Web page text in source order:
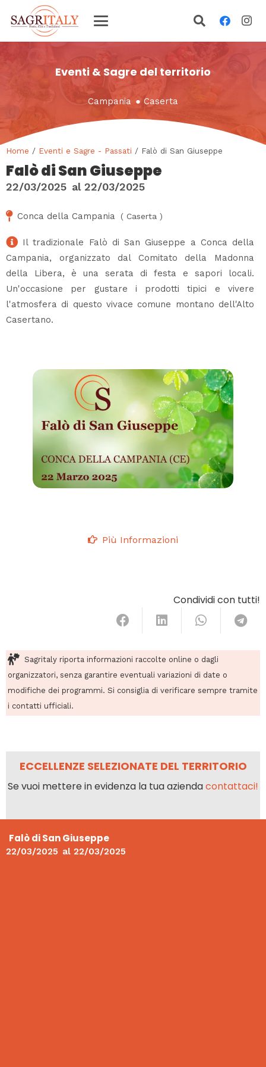
Eventi & Sagre del territorio
Campania ● Caserta
Home / Eventi e Sagre - Passati / Falò di San Giuseppe
Falò di San Giuseppe
22/03/2025 al 22/03/2025
Conca della Campania ( Caserta )
Il tradizionale Falò di San Giuseppe a Conca della
Campania, organizzato dal Comitato della Madonna
della Libera, è una serata di festa e sapori locali.
Un'occasione per gustare i prodotti tipici e vivere
l'atmosfera di questo vivace comune montano dell'Alto
Casertano.
Più Informazioni
Condividi con tutti!
Sagritaly riporta informazioni raccolte online o dagli
organizzatori, senza garantire eventuali variazioni di date o
modifiche dei programmi. Si consiglia di verificare sempre tramite
i contatti ufficiali.
ECCELLENZE SELEZIONATE DEL TERRITORIO
Se vuoi mettere in evidenza la tua aziendacontattaci!
Falò di San Giuseppe
22/03/2025 al 22/03/2025